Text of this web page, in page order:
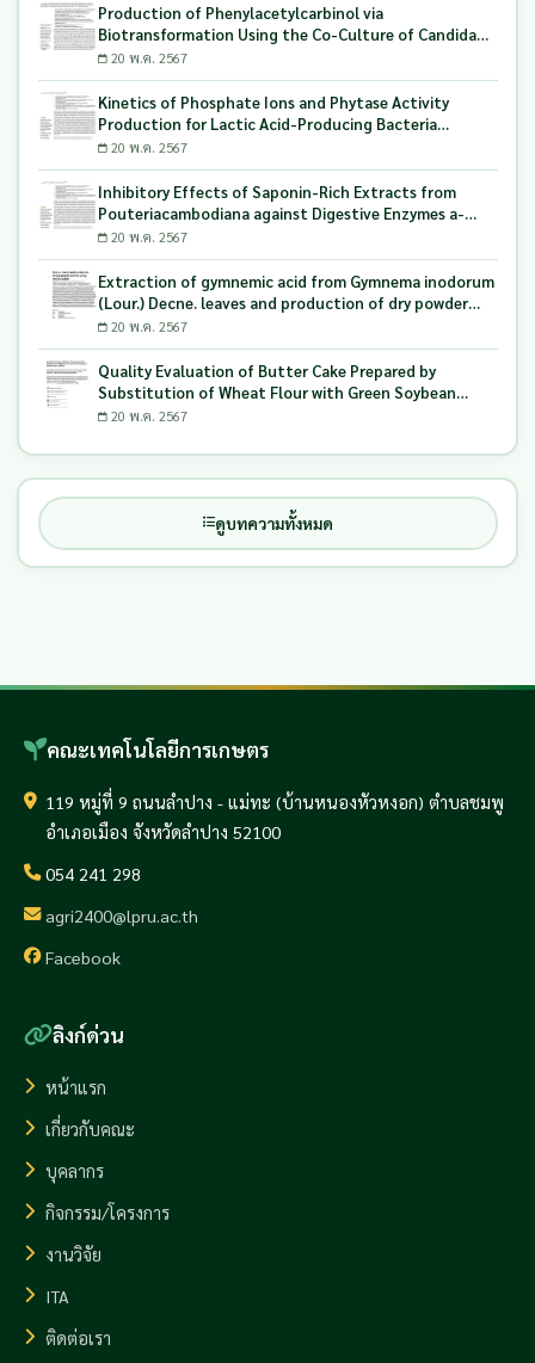
Production of Phenylacetylcarbinol via
Biotransformation Using the Co-Culture of Candida
tropicalis TISTR 5306 and Saccharomyces cerevisiae
TISTR 5606 as the Biocatalyst
20 พ.ค. 2567
Kinetics of Phosphate Ions and Phytase Activity
Production for Lactic Acid-Producing Bacteria
Utilizing Milling and Whitening Stages Rice Bran as
Biopolymer Substrates
20 พ.ค. 2567
Inhibitory Effects of Saponin-Rich Extracts from
Pouteriacambodiana against Digestive Enzymes a-
Glucosidase and Pancreatic Lipase
20 พ.ค. 2567
Extraction of gymnemic acid from Gymnema inodorum
(Lour.) Decne. leaves and production of dry powder
extract using maltodextrin
20 พ.ค. 2567
Quality Evaluation of Butter Cake Prepared by
Substitution of Wheat Flour with Green Soybean
(Glycine Max L.) Okara
20 พ.ค. 2567
ดูบทความทั้งหมด
คณะเทคโนโลยีการเกษตร
119 หมู่ที่ 9 ถนนลำปาง - แม่ทะ (บ้านหนองหัวหงอก) ตำบลชมพู
อำเภอเมือง จังหวัดลำปาง 52100
054 241 298
agri2400@lpru.ac.th
Facebook
ลิงก์ด่วน
หน้าแรก
เกี่ยวกับคณะ
บุคลากร
กิจกรรม/โครงการ
งานวิจัย
ITA
ติดต่อเรา